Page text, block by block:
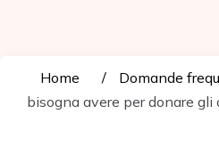
Home Domande
bisogna avere per donare gli